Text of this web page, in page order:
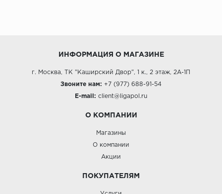
ИНФОРМАЦИЯ О МАГАЗИНЕ
г. Москва, ТК "Каширский Двор", 1 к., 2 этаж, 2А-1П
Звоните нам: +7 (977) 688-91-54
E-mail: client@ligapol.ru
О КОМПАНИИ
Магазины
О компании
Акции
ПОКУПАТЕЛЯМ